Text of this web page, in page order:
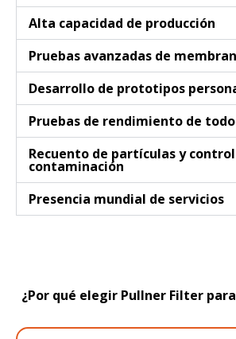
Alta capacidad de producción
Pruebas avanzadas de
Desarrollo de prototipos
Pruebas de rendimiento de
Recuento de partículas y
contaminación
Presencia mundial de servicios
¿Por qué elegir Pullner Filter